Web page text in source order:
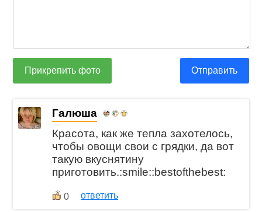
Прикрепить фото Отправить
Галюша
Красота, как же тепла захотелось,
чтобы овощи свои с грядки, да вот
такую вкуснятину
приготовить.:smile::bestofthebest:
0 ответить